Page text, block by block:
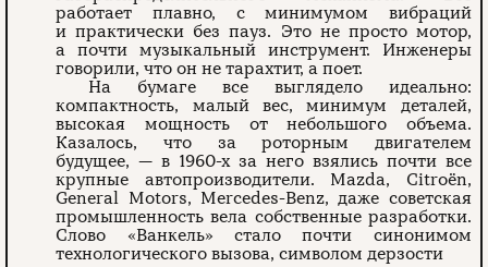
работает плавно, с минимумом вибраций
и практически без пауз. Это не просто мотор,
а почти музыкальный инструмент. Инженеры
говорили, что он не тарахтит, а поет.
На бумаге все выглядело идеально:
компактность, малый вес, минимум деталей,
высокая мощность от небольшого объема.
Казалось, что за роторным двигателем
будущее, — в 1960-х за него взялись почти все
крупные автопроизводители. Mazda, Citroën,
General Motors, Mercedes-Benz, даже советская
промышленность вела собственные разработки.
Слово «Ванкель» стало почти синонимом
технологического вызова, символом дерзости